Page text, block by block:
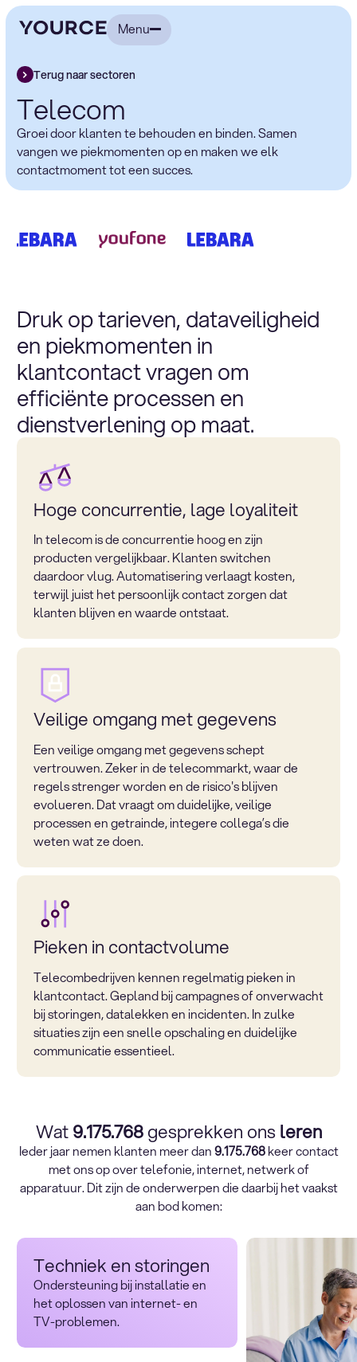
Menu
Terug naar sectoren
Telecom
Groei door klanten te behouden en binden. Samen
vangen we piekmomenten op en maken we elk
contactmoment tot een succes.
Druk op tarieven, dataveiligheid
en piekmomenten in
klantcontact vragen om
efficiënte processen en
dienstverlening op maat.
Hoge concurrentie, lage loyaliteit
In telecom is de concurrentie hoog en zijn
producten vergelijkbaar. Klanten switchen
daardoor vlug. Automatisering verlaagt kosten,
terwijl juist het persoonlijk contact zorgen dat
klanten blijven en waarde ontstaat.
Veilige omgang met gegevens
Een veilige omgang met gegevens schept
vertrouwen. Zeker in de telecommarkt, waar de
regels strenger worden en de risico's blijven
evolueren. Dat vraagt om duidelijke, veilige
processen en getrainde, integere collega’s die
weten wat ze doen.
Pieken in contactvolume
Telecombedrijven kennen regelmatig pieken in
klantcontact. Gepland bij campagnes of onverwacht
bij storingen, datalekken en incidenten. In zulke
situaties zijn een snelle opschaling en duidelijke
communicatie essentieel.
Wat9.175.768gesprekken onsleren
Ieder jaar nemen klanten meer dan9.175.768keer contact
met ons op over telefonie, internet, netwerk of
apparatuur. Dit zijn de onderwerpen die daarbij het vaakst
aan bod komen:
Techniek en storingen
Ondersteuning bij installatie en
het oplossen van internet- en
TV-problemen.